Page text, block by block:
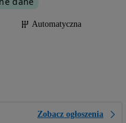
Automatyczna
Zobacz ogłoszenia